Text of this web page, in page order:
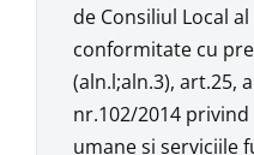
de Consiliul Local
conformitate cu
(aln.l;aln.3), art.25,
nr.102/2014
umane şi serviciile